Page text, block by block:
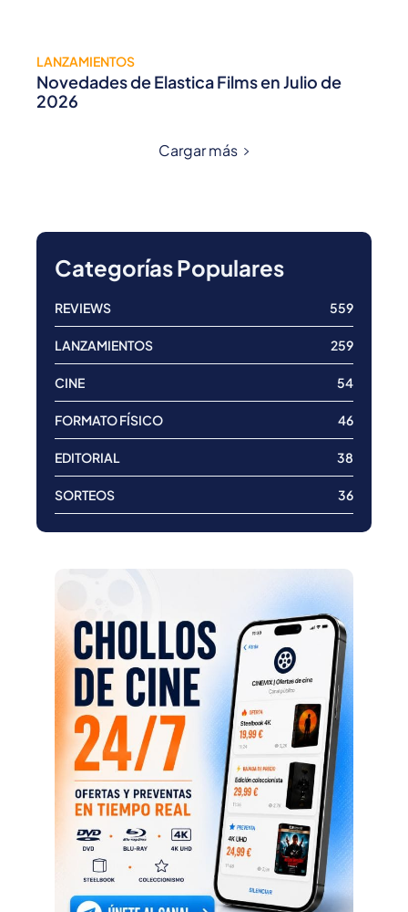
LANZAMIENTOS
Novedades de Elastica Films en Julio de
2026
Cargar más
Categorías Populares
REVIEWS 559
LANZAMIENTOS 259
CINE 54
FORMATO FÍSICO 46
EDITORIAL 38
SORTEOS 36